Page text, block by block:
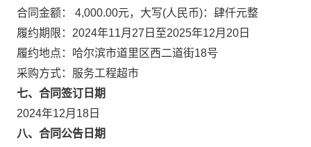
合同金额： 4,000.00元，大写(人民币)：肆仟元整
履约期限：2024年11月27日至2025年12月20日
履约地点：哈尔滨市道里区西二道街18号
采购方式：服务工程超市
七、合同签订日期
2024年12月18日
八、合同公告日期